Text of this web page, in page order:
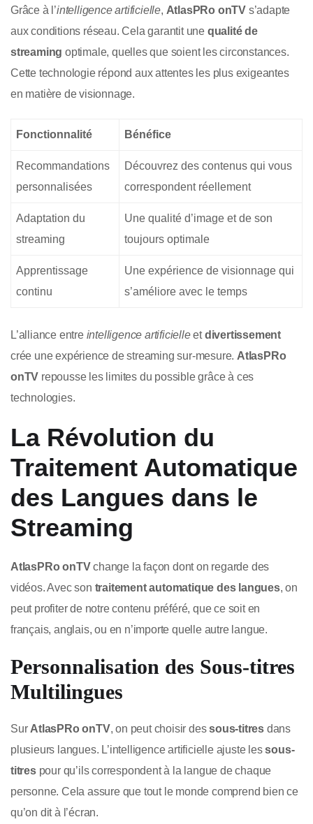
Grâce à l’intelligence artificielle, AtlasPRo onTV s’adapte
aux conditions réseau. Cela garantit une qualité de
streaming optimale, quelles que soient les circonstances.
Cette technologie répond aux attentes les plus exigeantes
en matière de visionnage.
Fonctionnalité Bénéfice
Recommandations
personnalisées
Découvrez des contenus qui vous
correspondent réellement
Adaptation du
streaming
Une qualité d’image et de son
toujours optimale
Apprentissage
continu
Une expérience de visionnage qui
s’améliore avec le temps
L’alliance entre intelligence artificielleetdivertissement
crée une expérience de streaming sur-mesure. AtlasPRo
onTV repousse les limites du possible grâce à ces
technologies.
La Révolution du
Traitement Automatique
des Langues dans le
Streaming
AtlasPRo onTVchange la façon dont on regarde des
vidéos. Avec son traitement automatique des langues, on
peut profiter de notre contenu préféré, que ce soit en
français, anglais, ou en n’importe quelle autre langue.
Personnalisation des Sous-titres
Multilingues
Sur AtlasPRo onTV, on peut choisir dessous-titres dans
plusieurs langues. L’intelligence artificielle ajuste lessous-
titrespour qu’ils correspondent à la langue de chaque
personne. Cela assure que tout le monde comprend bien ce
qu’on dit à l’écran.